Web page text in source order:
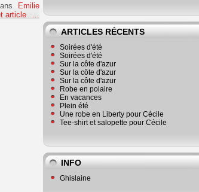
Emilie
article
ARTICLES RÉCENTS
Soirées d'été
Soirées d'été
Sur la côte d'azur
Sur la côte d'azur
Sur la côte d'azur
Robe en polaire
En vacances
Plein été
Une robe en Liberty pour Cécile
Tee-shirt et salopette pour Cécile
INFO
Ghislaine